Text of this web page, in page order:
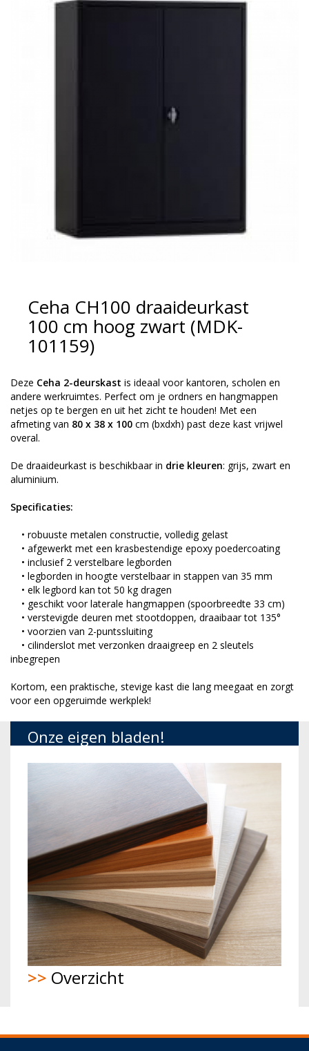
Ceha CH100 draaideurkast
100 cm hoog zwart (MDK-
101159)
Deze Ceha 2-deurskast is ideaal voor kantoren, scholen en
andere werkruimtes. Perfect om je ordners en hangmappen
netjes op te bergen en uit het zicht te houden! Met een
afmeting van 80 x 38 x 100 cm (bxdxh) past deze kast vrijwel
overal.
De draaideurkast is beschikbaar in drie kleuren: grijs, zwart en
aluminium.
Specificaties:
• robuuste metalen constructie, volledig gelast
• afgewerkt met een krasbestendige epoxy poedercoating
• inclusief 2 verstelbare legborden
• legborden in hoogte verstelbaar in stappen van 35 mm
• elk legbord kan tot 50 kg dragen
• geschikt voor laterale hangmappen (spoorbreedte 33 cm)
• verstevigde deuren met stootdoppen, draaibaar tot 135°
• voorzien van 2-puntssluiting
• cilinderslot met verzonken draaigreep en 2 sleutels
inbegrepen
Kortom, een praktische, stevige kast die lang meegaat en zorgt
voor een opgeruimde werkplek!
Onze eigen bladen!
>> Overzicht